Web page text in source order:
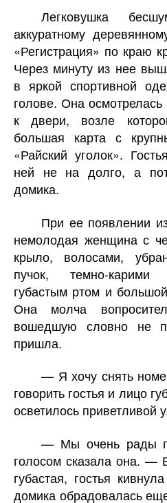
Легковушка
аккуратному
«Регистрация» по краю
Через минуту из нее
в яркой спортивной
голове. Она
к двери, возле
большая карта с
«Райский уголок».
ней не на долго, а
домика.
При ее появлении
немолодая женщина с
крыло, волосами,
пучок, темно-
губастым ртом и
Она молча
вошедшую словно не
пришла.
— Я хочу снять
говорить гостья и лицо
осветилось приветливой
— Мы очень рады
голосом сказала она.
губастая, гостья
домика обрадовалась